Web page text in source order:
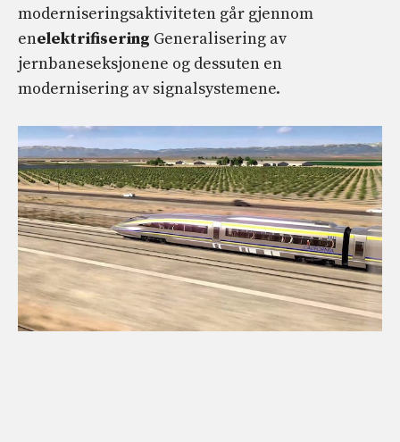
moderniseringsaktiviteten går gjennom
enelektrifisering Generalisering av
jernbaneseksjonene og dessuten en
modernisering av signalsystemene.